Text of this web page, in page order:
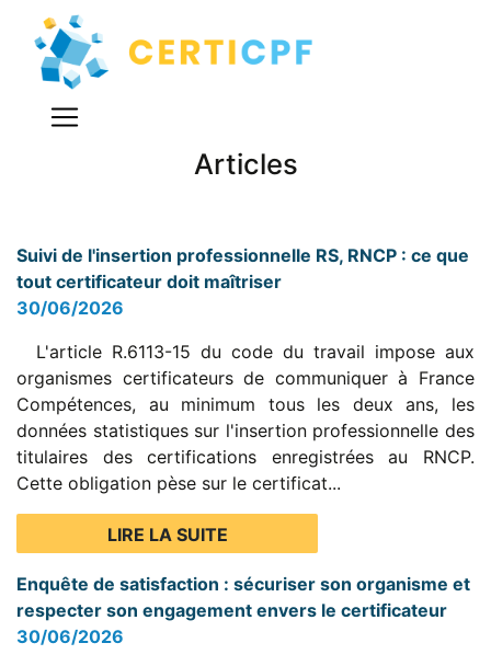
Articles
Suivi de l'insertion professionnelle RS, RNCP : ce que
tout certificateur doit maîtriser
30/06/2026
L'article R.6113-15 du code du travail impose aux
organismes certificateurs de communiquer à France
Compétences, au minimum tous les deux ans, les
données statistiques sur l'insertion professionnelle des
titulaires des certifications enregistrées au RNCP.
Cette obligation pèse sur le certificat...
LIRE LA SUITE
Enquête de satisfaction : sécuriser son organisme et
respecter son engagement envers le certificateur
30/06/2026